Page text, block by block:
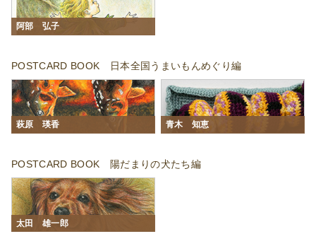
阿部 弘子
POSTCARD BOOK 日本全国うまいもんめぐり編
萩原 瑛香 青木 知恵
POSTCARD BOOK 陽だまりの犬たち編
太田 雄一郎